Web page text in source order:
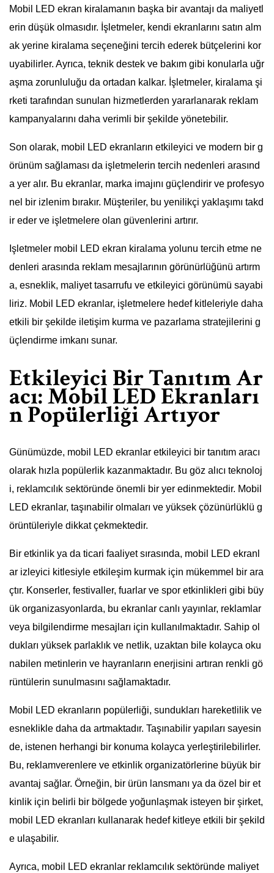
Mobil LED ekran kiralamanın başka bir avantajı da maliyetl
erin düşük olmasıdır. İşletmeler, kendi ekranlarını satın alm
ak yerine kiralama seçeneğini tercih ederek bütçelerini kor
uyabilirler. Ayrıca, teknik destek ve bakım gibi konularla uğr
aşma zorunluluğu da ortadan kalkar. İşletmeler, kiralama şi
rketi tarafından sunulan hizmetlerden yararlanarak reklam
kampanyalarını daha verimli bir şekilde yönetebilir.
Son olarak, mobil LED ekranların etkileyici ve modern bir g
örünüm sağlaması da işletmelerin tercih nedenleri arasınd
a yer alır. Bu ekranlar, marka imajını güçlendirir ve profesyo
nel bir izlenim bırakır. Müşteriler, bu yenilikçi yaklaşımı takd
ir eder ve işletmelere olan güvenlerini artırır.
Işletmeler mobil LED ekran kiralama yolunu tercih etme ne
denleri arasında reklam mesajlarının görünürlüğünü artırm
a, esneklik, maliyet tasarrufu ve etkileyici görünümü sayabi
liriz. Mobil LED ekranlar, işletmelere hedef kitleleriyle daha
etkili bir şekilde iletişim kurma ve pazarlama stratejilerini g
üçlendirme imkanı sunar.
Etkileyici Bir Tanıtım Ar
acı: Mobil LED Ekranları
n Popülerliği Artıyor
Günümüzde, mobil LED ekranlar etkileyici bir tanıtım aracı
olarak hızla popülerlik kazanmaktadır. Bu göz alıcı teknoloj
i, reklamcılık sektöründe önemli bir yer edinmektedir. Mobil
LED ekranlar, taşınabilir olmaları ve yüksek çözünürlüklü g
örüntüleriyle dikkat çekmektedir.
Bir etkinlik ya da ticari faaliyet sırasında, mobil LED ekranl
ar izleyici kitlesiyle etkileşim kurmak için mükemmel bir ara
çtır. Konserler, festivaller, fuarlar ve spor etkinlikleri gibi büy
ük organizasyonlarda, bu ekranlar canlı yayınlar, reklamlar
veya bilgilendirme mesajları için kullanılmaktadır. Sahip ol
dukları yüksek parlaklık ve netlik, uzaktan bile kolayca oku
nabilen metinlerin ve hayranların enerjisini artıran renkli gö
rüntülerin sunulmasını sağlamaktadır.
Mobil LED ekranların popülerliği, sundukları hareketlilik ve
esneklikle daha da artmaktadır. Taşınabilir yapıları sayesin
de, istenen herhangi bir konuma kolayca yerleştirilebilirler.
Bu, reklamverenlere ve etkinlik organizatörlerine büyük bir
avantaj sağlar. Örneğin, bir ürün lansmanı ya da özel bir et
kinlik için belirli bir bölgede yoğunlaşmak isteyen bir şirket,
mobil LED ekranları kullanarak hedef kitleye etkili bir şekild
e ulaşabilir.
Ayrıca, mobil LED ekranlar reklamcılık sektöründe maliyet